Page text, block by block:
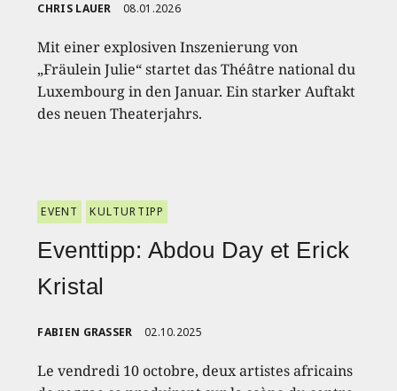
CHRIS LAUER 08.01.2026
Mit einer explosiven Inszenierung von
„Fräulein Julie“ startet das Théâtre national du
Luxembourg in den Januar. Ein starker Auftakt
des neuen Theaterjahrs.
EVENT KULTURTIPP
Eventtipp: Abdou Day et Erick
Kristal
FABIEN GRASSER 02.10.2025
Le vendredi 10 octobre, deux artistes africains